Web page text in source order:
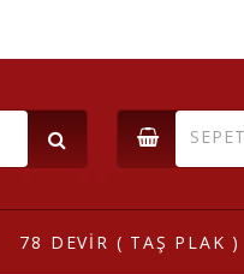
78 DEVİR ( TAŞ PLAK )